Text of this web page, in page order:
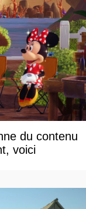
du contenu
voici